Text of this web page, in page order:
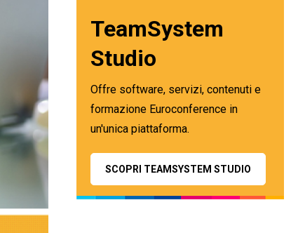
TeamSystem
Studio
Offre software, servizi, contenuti e
formazione Euroconference in
un'unica piattaforma.
SCOPRI TEAMSYSTEM STUDIO